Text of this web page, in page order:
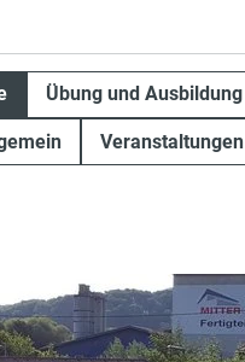
Übung und Ausbildung
Veranstaltungen